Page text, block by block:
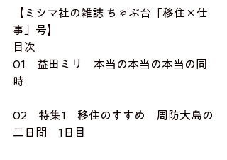
【ミシマ社の雑誌 ちゃぶ台「移住×仕
事」号】
目次
01　益田ミリ　本当の本当の本当の同
時
02　特集1　移住のすすめ　周防大島の
二日間　1日目